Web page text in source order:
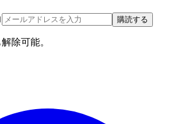
購読する
除可能。